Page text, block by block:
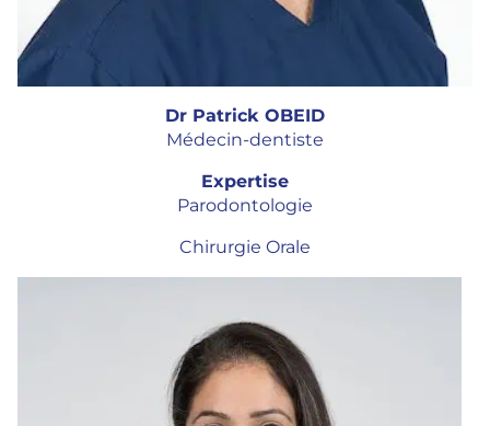
Dr Patrick OBEID
Médecin-dentiste
Expertise
Parodontologie
Chirurgie Orale